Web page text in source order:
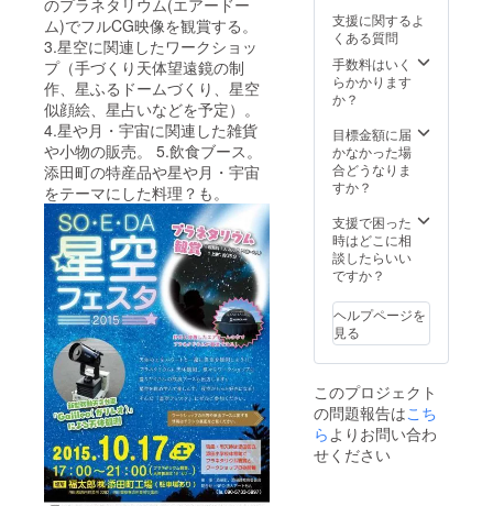
のプラネタリウム(エアードー
ム)でフルCG映像を観賞する。
3.星空に関連したワークショッ
プ（手づくり天体望遠鏡の制
作、星ふるドームづくり、星空
似顔絵、星占いなどを予定）。
4.星や月・宇宙に関連した雑貨
や小物の販売。 5.飲食ブース。
添田町の特産品や星や月・宇宙
をテーマにした料理？も。
山羊
羹・英
彦山こ
んにゃ
い） ※
遠方の
方など
ない方
には、
ワーク
ショッ
券を作
品とし
てお送
りさせ
だきま
す。
支援に関するよ
くある質問
手数料はいく
らかかります
か？
目標金額に届
かなかった場
合どうなりま
すか？
支援で困った
時はどこに相
談したらいい
ですか？
ヘルプページを
見る
このプロジェクト
の問題報告はこち
らよりお問い合わ
せください